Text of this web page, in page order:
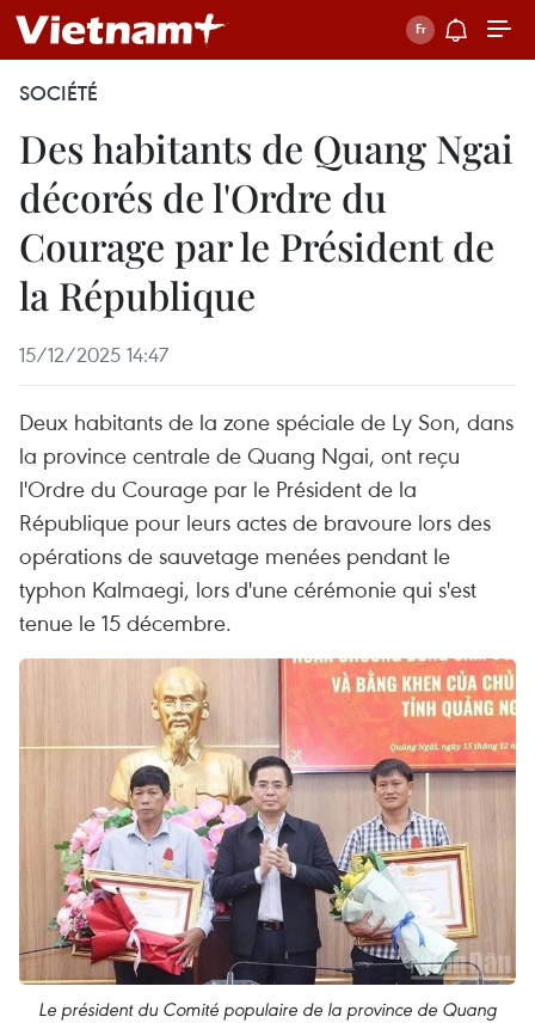
SOCIÉTÉ
Des habitants de Quang Ngai
décorés de l'Ordre du
Courage par le Président de
la République
15/12/2025 14:47
Deux habitants de la zone spéciale de Ly Son, dans
la province centrale de Quang Ngai, ont reçu
l'Ordre du Courage par le Président de la
République pour leurs actes de bravoure lors des
opérations de sauvetage menées pendant le
typhon Kalmaegi, lors d'une cérémonie qui s'est
tenue le 15 décembre.
Le président du Comité populaire de la province de Quang